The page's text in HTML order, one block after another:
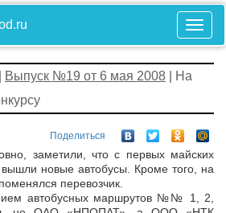
Выпуск №19 от 6 мая 2008 | На
Поделиться
заметили, что с первых майских
новые автобусы. Кроме того, на
перевозчик.
автобусных маршрутов №№ 1, 2,